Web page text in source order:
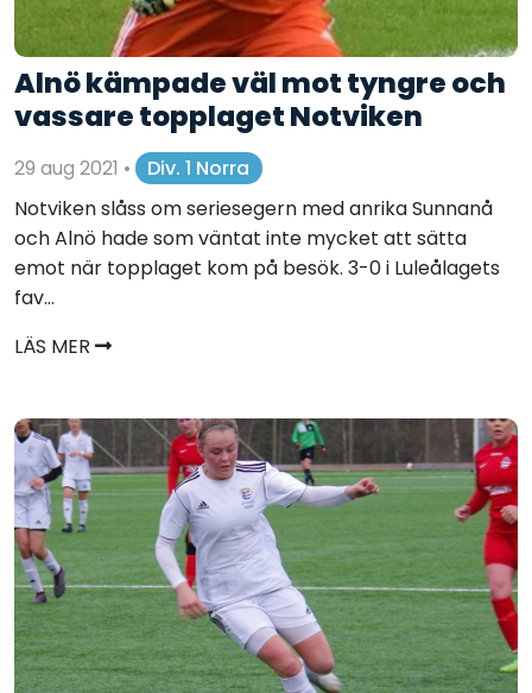
Alnö kämpade väl mot tyngre och
vassare topplaget Notviken
29 aug 2021 •
Div. 1 Norra
Notviken slåss om seriesegern med anrika Sunnanå
och Alnö hade som väntat inte mycket att sätta
emot när topplaget kom på besök. 3-0 i Luleålagets
fav...
LÄS MER